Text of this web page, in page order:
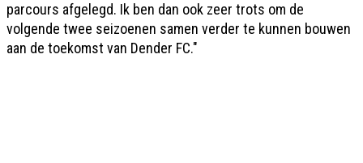
parcours afgelegd. Ik ben dan ook zeer trots om de
volgende twee seizoenen samen verder te kunnen bouwen
aan de toekomst van Dender FC."